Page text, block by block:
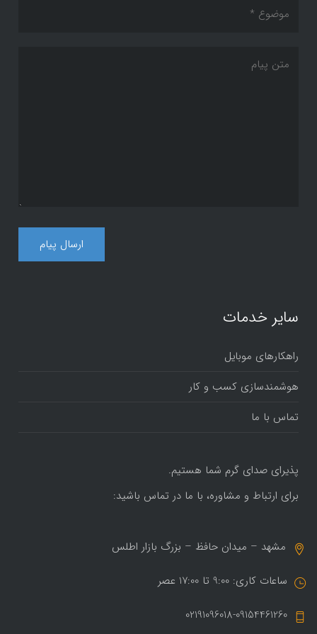
سایر خدمات
راهکارهای موبایل
هوشمندسازی کسب و کار
تماس با ما
پذیرای صدای گرم شما هستیم.
برای ارتباط و مشاوره، با ما در تماس باشید:
مشهد – میدان حافظ – بزرگ بازار اطلس
ساعات کاری: 9:00 تا 17:00 عصر
02191096018-09154461260